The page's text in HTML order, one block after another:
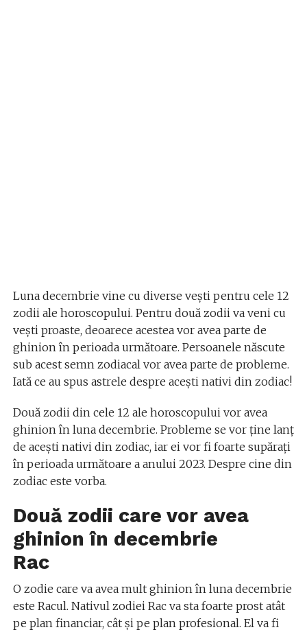
Luna decembrie vine cu diverse vești pentru cele 12
zodii ale horoscopului. Pentru două zodii va veni cu
vești proaste, deoarece acestea vor avea parte de
ghinion în perioada următoare. Persoanele născute
sub acest semn zodiacal vor avea parte de probleme.
Iată ce au spus astrele despre acești nativi din zodiac!
Două zodii din cele 12 ale horoscopului vor avea
ghinion în luna decembrie. Probleme se vor ține lanț
de acești nativi din zodiac, iar ei vor fi foarte supărați
în perioada următoare a anului 2023. Despre cine din
zodiac este vorba.
Două zodii care vor avea
ghinion în decembrie
Rac
O zodie care va avea mult ghinion în luna decembrie
este Racul. Nativul zodiei Rac va sta foarte prost atât
pe plan financiar, cât și pe plan profesional. El va fi